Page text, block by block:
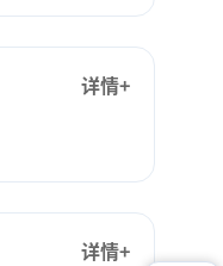
详情+
详情+